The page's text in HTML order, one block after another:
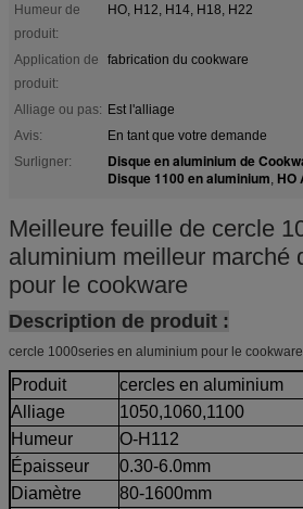
Humeur de
produit:
HO, H12, H14, H18, H22
Application de
produit:
fabrication du cookware
Alliage ou pas: Est l'alliage
Avis:
En tant que votre demande
Surligner:
Disque en aluminium de
Disque 1100 en aluminium, HO
Meilleure feuille de cercle
aluminium meilleur marché
pour le cookware
Description de produit :
cercle 1000series en aluminium pour le cookware
Produit
cercles en aluminium
Alliage
1050,1060,1100
Humeur
O-H112
Épaisseur
0.30-6.0mm
Diamètre
80-1600mm